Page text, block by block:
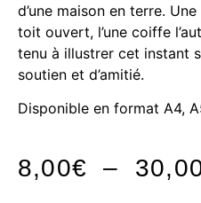
d’une maison en terre.
toit ouvert, l’une coiffe
tenu à illustrer cet instant
soutien et d’amitié.
Disponible en format A4,
8,00€ –